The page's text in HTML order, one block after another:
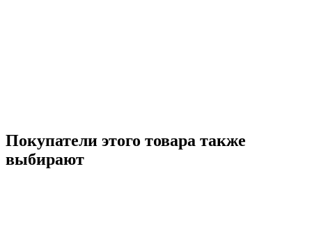
Покупатели этого товара также
выбирают